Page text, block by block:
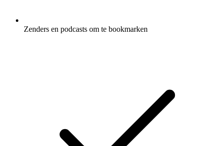
Zenders en podcasts om te bookmarken